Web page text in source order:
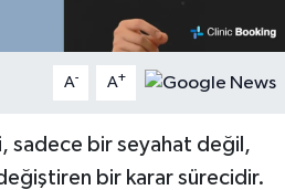
A- A+
sadece bir seyahat değil,
bir karar sürecidir.